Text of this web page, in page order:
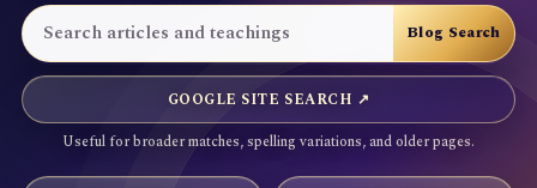
GOOGLE SITE SEARCH ↗
Useful for broader matches, spelling variations, and older pages.